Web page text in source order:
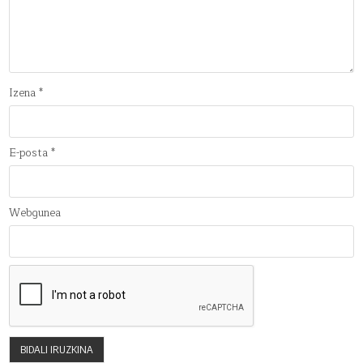
Izena*
E-posta*
Webgunea